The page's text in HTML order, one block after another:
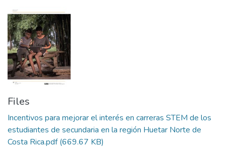
Files
Incentivos para mejorar el interés en carreras STEM de los
estudiantes de secundaria en la región Huetar Norte de
Costa Rica.pdf(669.67 KB)